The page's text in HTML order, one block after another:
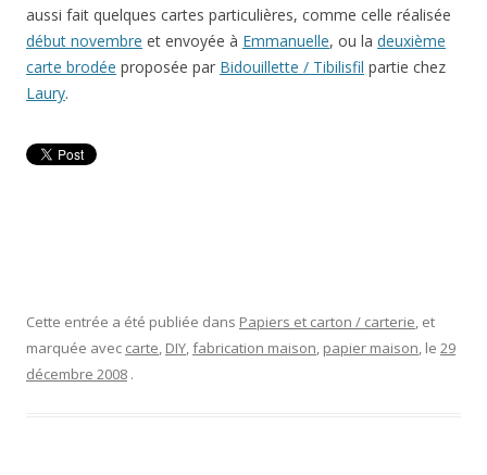
aussi fait quelques cartes particulières, comme celle réalisée
début novembre et envoyée à Emmanuelle, ou la deuxième
carte brodée proposée par Bidouillette / Tibilisfil partie chez
Laury.
Cette entrée a été publiée dans Papiers et carton / carterie, et
marquée avec carte, DIY,fabrication maison, papier maison, le 29
décembre 2008 .